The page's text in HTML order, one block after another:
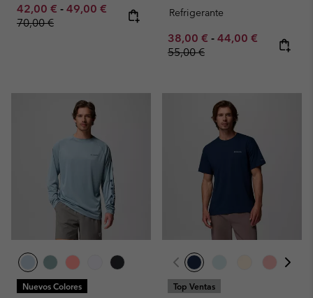
Minimum sale price:
42,00 € - Maximum sale price:
49,00 € Regular price:
70,00 €
Refrigerante
Minimum sale price:
38,00 € - Maximum sale
44,00 € Regular
55,00 €
Nuevos Colores Top Ventas